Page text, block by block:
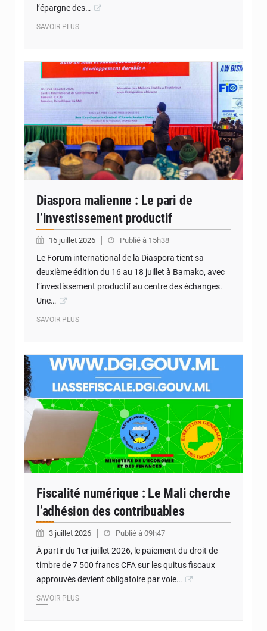
l’épargne des…
SAVOIR PLUS
© Internet
Diaspora malienne : Le pari de
l’investissement productif
16 juillet 2026 Publié à 15h38
Le Forum international de la Diaspora tient sa
deuxième édition du 16 au 18 juillet à Bamako, avec
l’investissement productif au centre des échanges.
Une…
SAVOIR PLUS
© Internet
Fiscalité numérique : Le Mali cherche
l’adhésion des contribuables
3 juillet 2026 Publié à 09h47
À partir du 1er juillet 2026, le paiement du droit de
timbre de 7 500 francs CFA sur les quitus fiscaux
approuvés devient obligatoire par voie…
SAVOIR PLUS